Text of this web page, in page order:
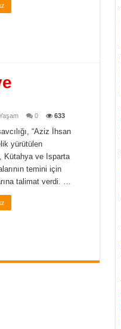
0 633
“Aziz İhsan
yürütülen
Kütahya ve Isparta
temini için
talimat verdi. …